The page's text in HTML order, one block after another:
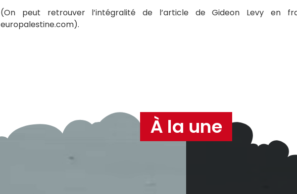
(On peut retrouver l’intégralité de l’article de Gideon Levy en
europalestine.com).
À la une